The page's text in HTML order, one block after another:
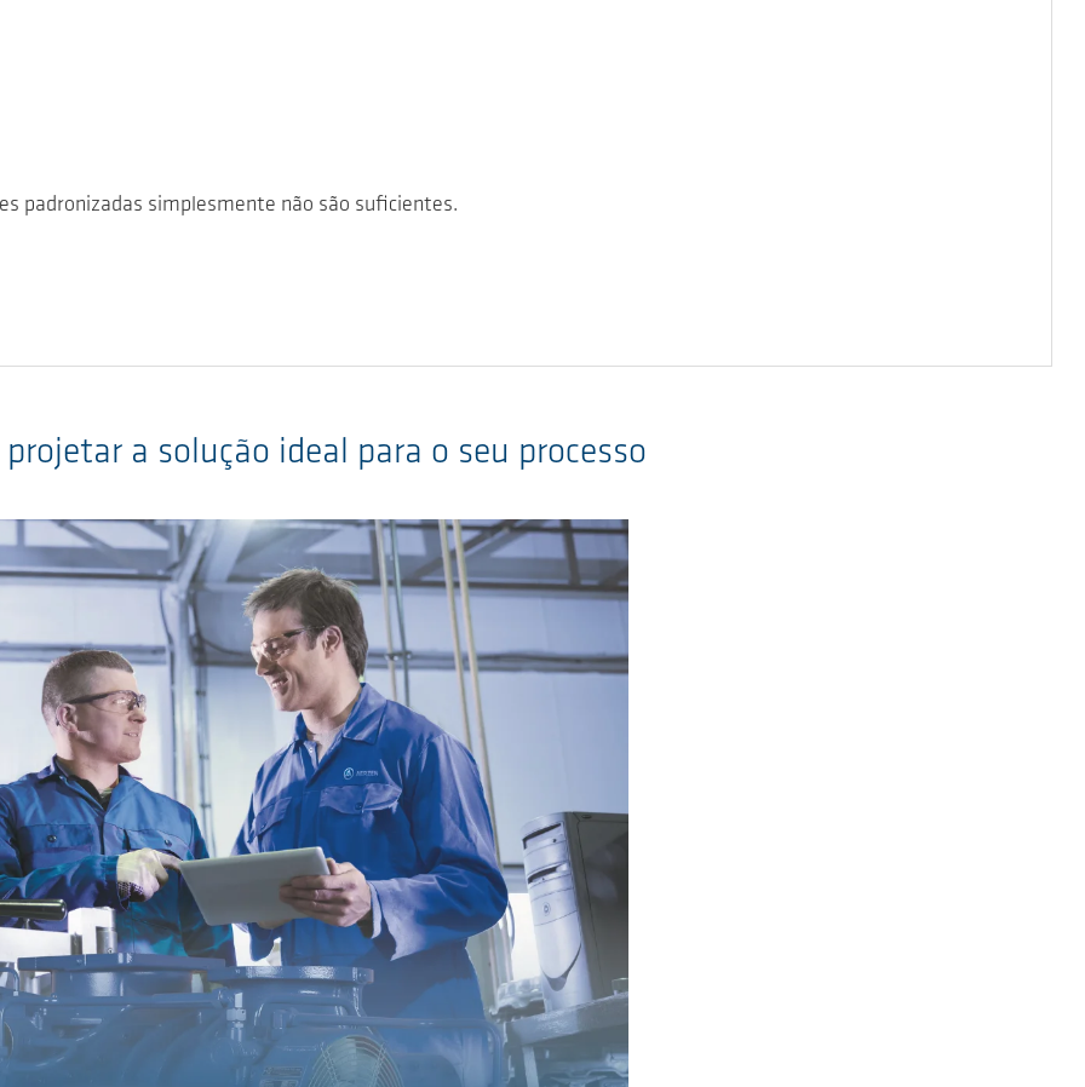
padronizadas simplesmente não são suficientes.
a solução ideal para o seu processo